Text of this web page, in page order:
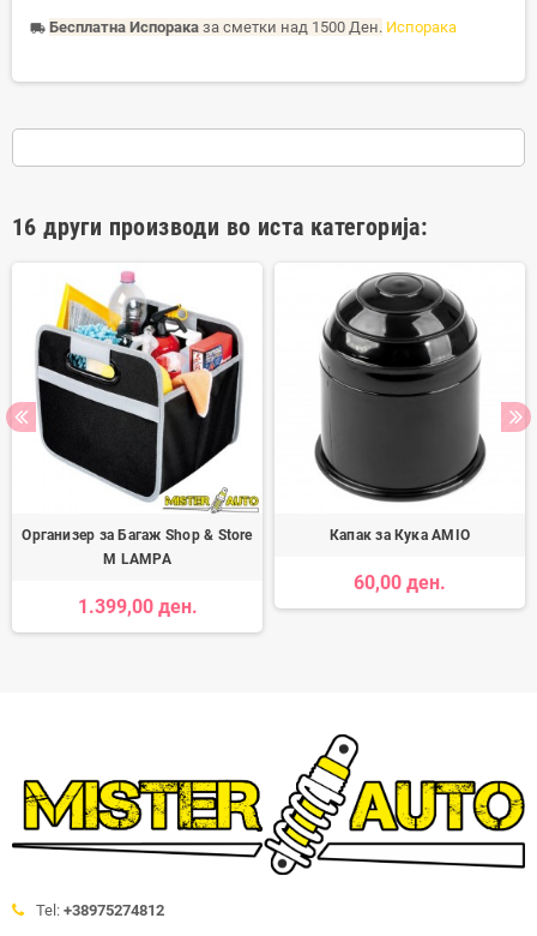
local_shipping Бесплатна Испорака за сметки над 1500 Ден. Испорака
16 други производи во иста категорија:
Организер за Багаж Shop & Store
M LAMPA
1.399,00 ден.
Капак за Кука AMIO
60,00 ден.
Tel: +38975274812